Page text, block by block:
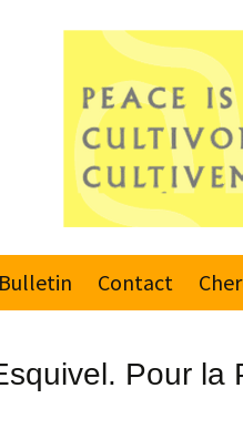
Bulletin
ou
Contact
Pour la